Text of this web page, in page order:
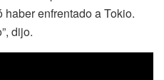
enfrentado a Tokio.
dijo.